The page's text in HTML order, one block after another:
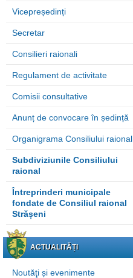
Vicepreședinți
Secretar
Consilieri raionali
Regulament de activitate
Comisii consultative
Anunț de convocare în ședință
Organigrama Consiliului raional
Subdiviziunile Consiliului
raional
Întreprinderi municipale
fondate de Consiliul raional
Strășeni
ACTUALITĂȚI
Noutăţi și evenimente